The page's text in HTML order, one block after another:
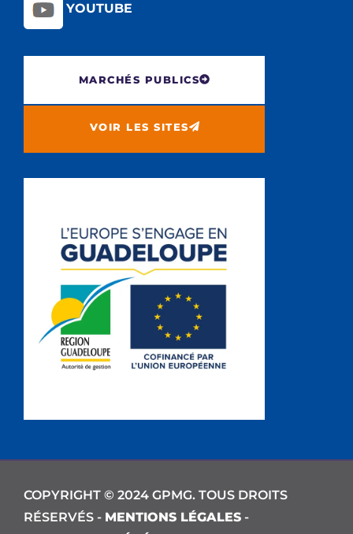
YOUTUBE
MARCHÉS PUBLICS
VOIR LES SITES
COPYRIGHT © 2024 GPMG. TOUS DROITS
RÉSERVÉS - MENTIONS LÉGALES -